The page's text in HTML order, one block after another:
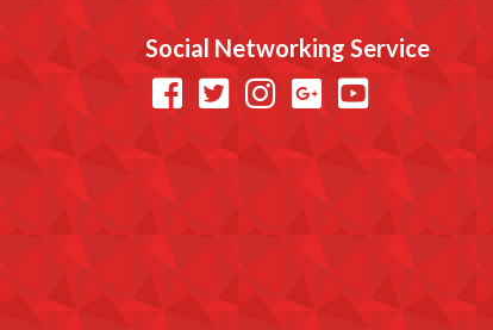
Social Networking Service